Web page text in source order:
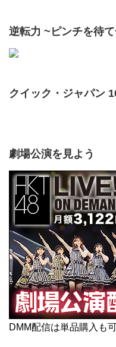
逆転力 ~ピンチを待
クイック・ジャパン
劇場公演を見よう
DMM配信は単品購入も